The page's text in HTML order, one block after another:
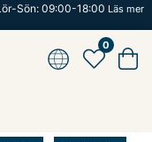
Sön: 09:00-18:00 Läs mer
0